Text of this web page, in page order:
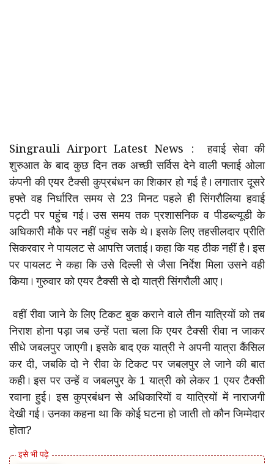
Singrauli Airport Latest News : हवाई सेवा की
शुरुआत के बाद कुछ दिन तक अच्छी सर्विस देने वाली फ्लाई ओला
कंपनी की एयर टैक्सी कुप्रबंधन का शिकार हो गई है। लगातार दूसरे
हफ्ते वह निर्धारित समय से 23 मिनट पहले ही सिंगरौलिया हवाई
पट्टी पर पहुंच गई। उस समय तक प्रशासनिक व पीडब्ल्यूडी के
अधिकारी मौके पर नहीं पहुंच सके थे। इसके लिए तहसीलदार प्रीति
सिकरवार ने पायलट से आपत्ति जताई। कहा कि यह ठीक नहीं है। इस
पर पायलट ने कहा कि उसे दिल्ली से जैसा निर्देश मिला उसने वही
किया। गुरुवार को एयर टैक्सी से दो यात्री सिंगरौली आए।
वहीं रीवा जाने के लिए टिकट बुक कराने वाले तीन यात्रियों को तब
निराश होना पड़ा जब उन्हें पता चला कि एयर टैक्सी रीवा न जाकर
सीधे जबलपुर जाएगी। इसके बाद एक यात्री ने अपनी यात्रा कैंसिल
कर दी, जबकि दो ने रीवा के टिकट पर जबलपुर ले जाने की बात
कही। इस पर उन्हें व जबलपुर के 1 यात्री को लेकर 1 एयर टैक्सी
रवाना हुई। इस कुप्रबंधन से अधिकारियों व यात्रियों में नाराजगी
देखी गई। उनका कहना था कि कोई घटना हो जाती तो कौन जिम्मेदार
होता?